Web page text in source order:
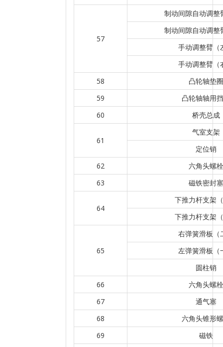
57
制动间隙自动调整
制动间隙自动调整
手动调整臂（
手动调整臂（
58
凸轮轴垫圈
59
凸轮轴轴用
60
桥壳总成
61
气室支架
定位销
62
六角头螺栓
63
磁铁密封塞
64
下推力杆支架
下推力杆支架
65
右弹簧滑板（
左弹簧滑板（
圆柱销
66
六角头螺栓
67
通气塞
68
六角头锥形
69
磁铁